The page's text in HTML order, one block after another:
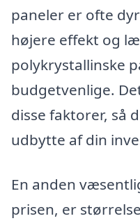
paneler er ofte
højere effekt og
polykrystallinske
budgetvenlige.
disse faktorer, så
udbytte af din
En anden
prisen, er